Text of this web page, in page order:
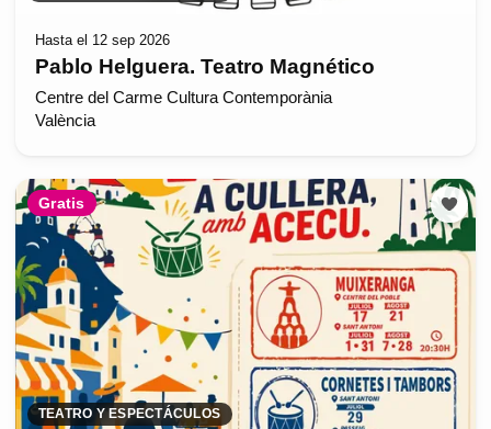
Hasta el 12 sep 2026
Pablo Helguera. Teatro Magnético
Centre del Carme Cultura Contemporània
València
Gratis
TEATRO Y ESPECTÁCULOS